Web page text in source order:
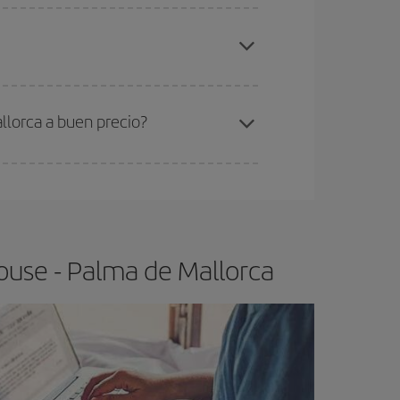
Palma de Mallorca-dest
a buen precio?
- Palma de Mallorca